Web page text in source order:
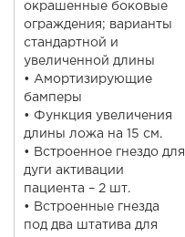
окрашенные боковые
ограждения; варианты
стандартной и
увеличенной длины
• Амортизирующие
бамперы
• Функция увеличения
длины ложа на 15 см.
• Встроенное гнездо для
дуги активации
пациента – 2 шт.
• Встроенные гнезда
под два штатива для